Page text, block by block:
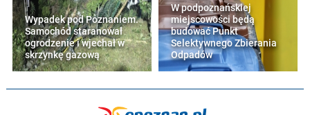
Wypadek pod Poznaniem.
Samochód staranował
ogrodzenie i wjechał w
skrzynkę gazową
W podpoznańskiej
miejscowości będą
budować Punkt
Selektywnego Zbierania
Odpadów